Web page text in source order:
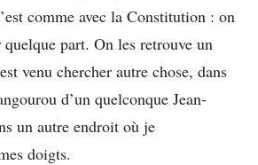
comme avec la Constitution : on
part. On les retrouve un
venu chercher autre chose, dans
d’un quelconque Jean-
un autre endroit où je
doigts.